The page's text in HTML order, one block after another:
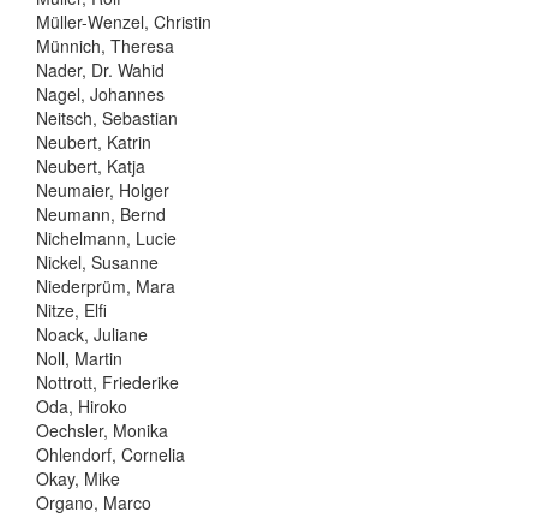
Müller-Wenzel, Christin
Münnich, Theresa
Nader, Dr. Wahid
Nagel, Johannes
Neitsch, Sebastian
Neubert, Katrin
Neubert, Katja
Neumaier, Holger
Neumann, Bernd
Nichelmann, Lucie
Nickel, Susanne
Niederprüm, Mara
Nitze, Elfi
Noack, Juliane
Noll, Martin
Nottrott, Friederike
Oda, Hiroko
Oechsler, Monika
Ohlendorf, Cornelia
Okay, Mike
Organo, Marco